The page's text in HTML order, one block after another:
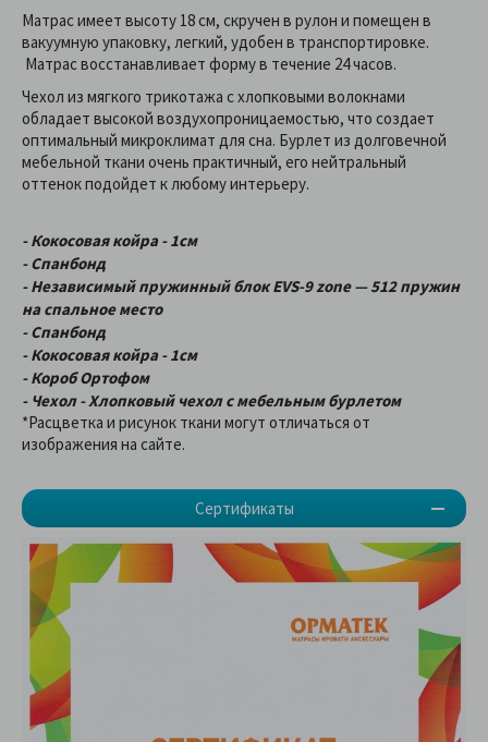
Сертификаты
Матрас имеет высоту 18 см, скручен в рулон и помещен в
вакуумную упаковку, легкий, удобен в транспортировке.
Матрас восстанавливает форму в течение 24 часов.
Чехол из мягкого трикотажа с хлопковыми волокнами
обладает высокой воздухопроницаемостью, что создает
оптимальный микроклимат для сна. Бурлет из долговечной
мебельной ткани очень практичный, его нейтральный
оттенок подойдет к любому интерьеру.
- Кокосовая койра - 1см
- Спанбонд
- Независимый пружинный блок EVS-9 zone — 512 пружин
на спальное место
- Спанбонд
- Кокосовая койра - 1см
- Короб Ортофом
- Чехол - Хлопковый чехол с мебельным бурлетом
*Расцветка и рисунок ткани могут отличаться от
изображения на сайте.